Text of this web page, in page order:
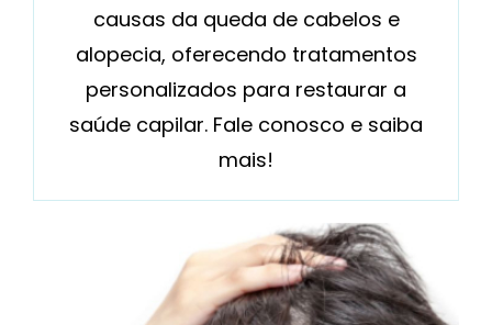
causas da queda de cabelos e
alopecia, oferecendo tratamentos
personalizados para restaurar a
saúde capilar. Fale conosco e saiba
mais!